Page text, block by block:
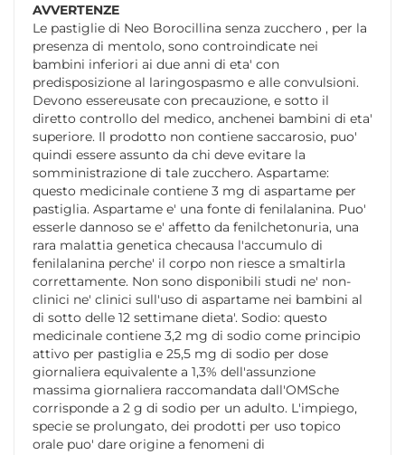
AVVERTENZE
Le pastiglie di Neo Borocillina senza zucchero , per la
presenza di mentolo, sono controindicate nei
bambini inferiori ai due anni di eta' con
predisposizione al laringospasmo e alle convulsioni.
Devono essereusate con precauzione, e sotto il
diretto controllo del medico, anchenei bambini di eta'
superiore. Il prodotto non contiene saccarosio, puo'
quindi essere assunto da chi deve evitare la
somministrazione di tale zucchero. Aspartame:
questo medicinale contiene 3 mg di aspartame per
pastiglia. Aspartame e' una fonte di fenilalanina. Puo'
esserle dannoso se e' affetto da fenilchetonuria, una
rara malattia genetica checausa l'accumulo di
fenilalanina perche' il corpo non riesce a smaltirla
correttamente. Non sono disponibili studi ne' non-
clinici ne' clinici sull'uso di aspartame nei bambini al
di sotto delle 12 settimane dieta'. Sodio: questo
medicinale contiene 3,2 mg di sodio come principio
attivo per pastiglia e 25,5 mg di sodio per dose
giornaliera equivalente a 1,3% dell'assunzione
massima giornaliera raccomandata dall'OMSche
corrisponde a 2 g di sodio per un adulto. L'impiego,
specie se prolungato, dei prodotti per uso topico
orale puo' dare origine a fenomeni di